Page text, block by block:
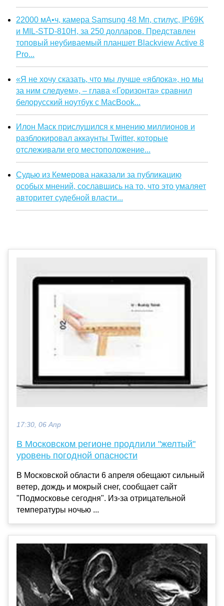
22000 мА•ч, камера Samsung 48 Мп, стилус, IP69K
и MIL-STD-810H, за 250 долларов. Представлен
топовый неубиваемый планшет Blackview Active 8
Pro...
«Я не хочу сказать, что мы лучше «яблока», но мы
за ним следуем», – глава «Горизонта» сравнил
белорусский ноутбук с MacBook...
Илон Маск прислушился к мнению миллионов и
разблокировал аккаунты Twitter, которые
отслеживали его местоположение...
Судью из Кемерова наказали за публикацию
особых мнений, сославшись на то, что это умаляет
авторитет судебной власти...
17:30, 06 Апр
В Московском регионе продлили "желтый"
уровень погодной опасности
В Московской области 6 апреля обещают сильный
ветер, дождь и мокрый снег, сообщает сайт
"Подмосковье сегодня". Из-за отрицательной
температуры ночью ...